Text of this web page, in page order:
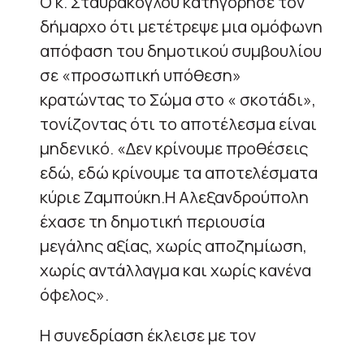
δήμαρχο ότι μετέτρεψε μια ομόφωνη
απόφαση του δημοτικού συμβουλίου
σε «προσωπική υπόθεση»
κρατώντας το Σώμα στο « σκοτάδι»,
τονίζοντας ότι το αποτέλεσμα είναι
μηδενικό. «Δεν κρίνουμε προθέσεις
εδώ, εδώ κρίνουμε τα αποτελέσματα
κύριε Ζαμπούκη.Η Αλεξανδρούπολη
έχασε τη δημοτική περιουσία
μεγάλης αξίας, χωρίς αποζημίωση,
χωρίς αντάλλαγμα και χωρίς κανένα
όφελος».
Η συνεδρίαση έκλεισε με τον